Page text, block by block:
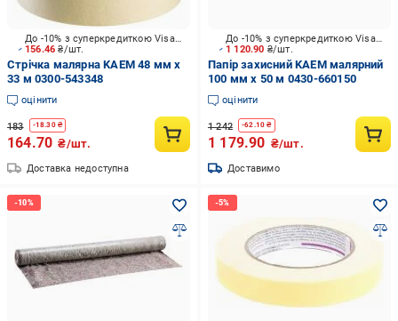
156.46₴/шт.
До -10% з суперкредиткою Visa Вигода
Стрічка малярна KAEM 48 мм x
33 м 0300-543348
оцінити
183 -18.30₴
164.70 ₴/шт.
Доставка недоступна
1 120.90 ₴/шт.
До -10% з суперкредиткою Visa Вигода
Папір захисний KAEM малярний
100 мм x 50 м 0430-660150
оцінити
1 242 -62.10 ₴
1 179.90 ₴/шт.
Доставимо